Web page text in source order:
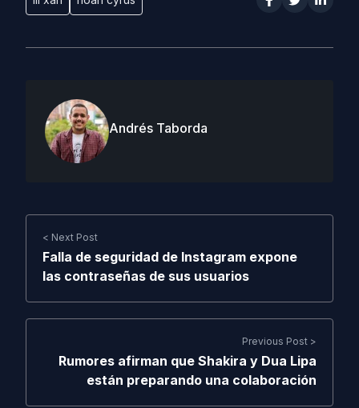
Andrés Taborda
< Next Post
Falla de seguridad de Instagram expone
las contraseñas de sus usuarios
Previous Post >
Rumores afirman que Shakira y Dua Lipa
están preparando una colaboración